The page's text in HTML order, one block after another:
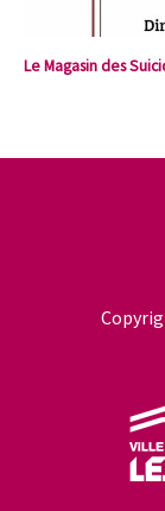
Le Magasin des